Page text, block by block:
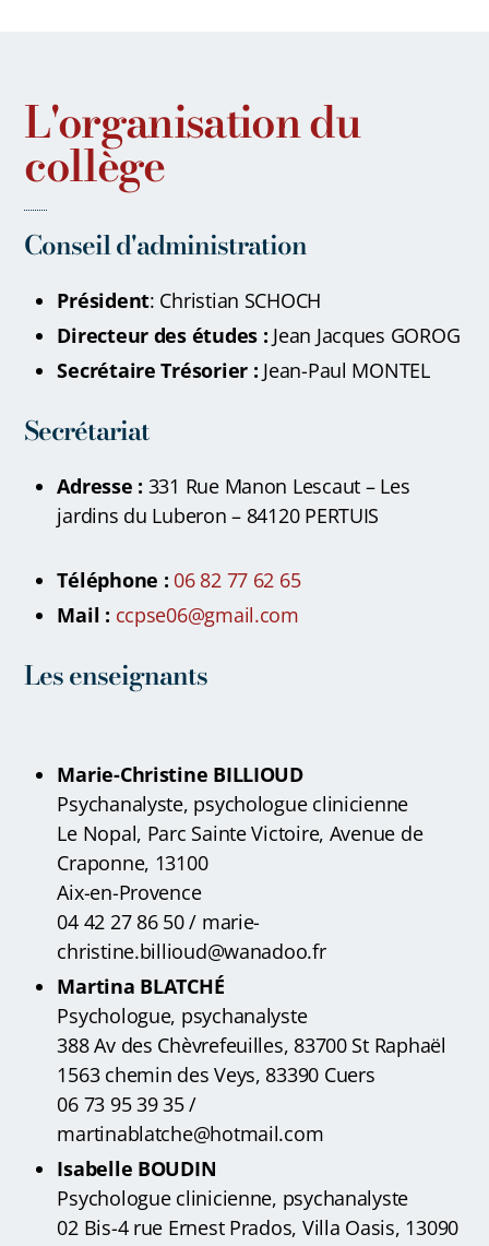
L'organisation du
collège
Conseil d'administration
Président: Christian SCHOCH
Directeur des études : Jean Jacques GOROG
Secrétaire Trésorier : Jean-Paul MONTEL
Secrétariat
Adresse : 331 Rue Manon Lescaut – Les
jardins du Luberon – 84120 PERTUIS
Téléphone : 06 82 77 62 65
Mail : ccpse06@gmail.com
Les enseignants
Marie-Christine BILLIOUD
Psychanalyste, psychologue clinicienne
Le Nopal, Parc Sainte Victoire, Avenue de
Craponne, 13100
Aix-en-Provence
04 42 27 86 50 / marie-
christine.billioud@wanadoo.fr
Martina BLATCHÉ
Psychologue, psychanalyste
388 Av des Chèvrefeuilles, 83700 St Raphaël
1563 chemin des Veys, 83390 Cuers
06 73 95 39 35 /
martinablatche@hotmail.com
Isabelle BOUDIN
Psychologue clinicienne, psychanalyste
02 Bis-4 rue Ernest Prados, Villa Oasis, 13090